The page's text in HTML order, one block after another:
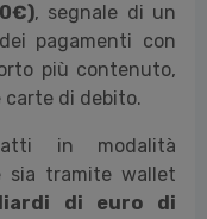
, segnale di un
pagamenti con
più contenuto,
di debito.
in modalità
sia tramite wallet
di euro di